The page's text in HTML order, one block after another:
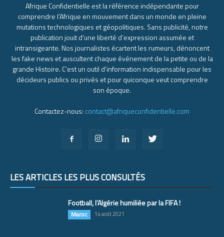
Afrique Confidentielle est la référence indépendante pour
comprendre l’Afrique en mouvement dans un monde en pleine
mutations technologiques et géopolitiques. Sans publicité, notre
publication jouit d’une liberté d’expression assumée et
intransigeante. Nos journalistes écartent les rumeurs, dénoncent
les fake news et auscultent chaque événement de la petite ou de la
grande Histoire. C’est un outil d’information indispensable pour les
décideurs publics ou privés et pour quiconque veut comprendre
son époque.
Contactez-nous: contact@afriqueconfidentielle.com
LES ARTICLES LES PLUS CONSULTÉS
Football, l’Algérie humiliée par la FIFA !
Maroc 14 août 2021